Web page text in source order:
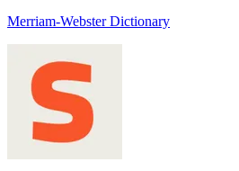
Merriam-Webster Dictionary